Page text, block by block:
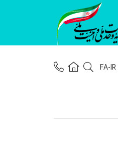
FA-IR